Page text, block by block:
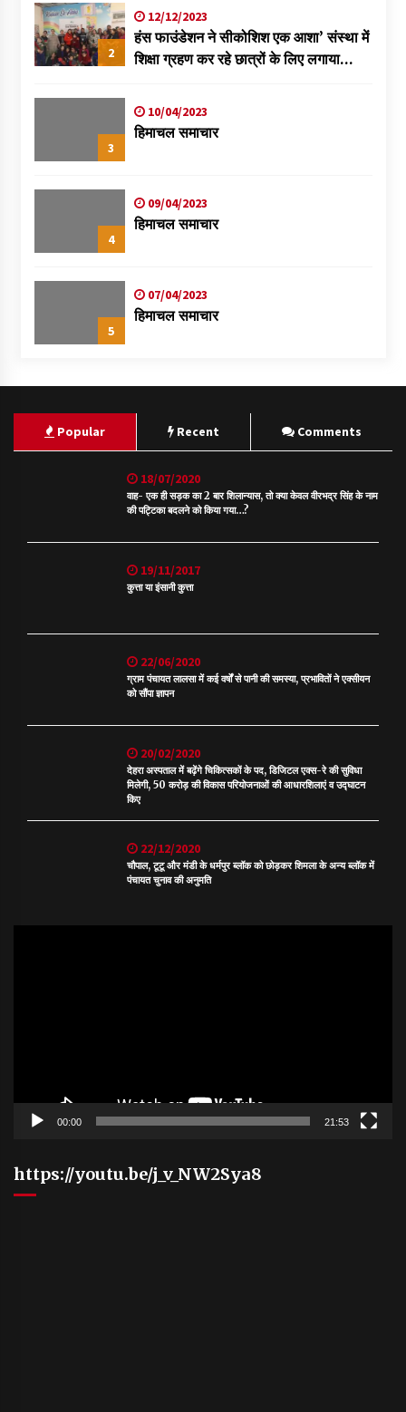
2
12/12/2023
हंस फाउंडेशन ने सीकोशिश एक आशा’ संस्था में
शिक्षा ग्रहण कर रहे छात्रों के लिए लगाया
3
10/04/2023
हिमाचल समाचार
4
09/04/2023
हिमाचल समाचार
5
07/04/2023
हिमाचल समाचार
Popular Recent Comments
18/07/2020
वाह- एक ही सड़क का 2 बार शिलान्यास, तो क्या केवल वीरभद्र सिंह के नाम
की पट्टिका बदलने को किया गया…?
19/11/2017
कुत्ता या इंसानी कुत्ता
22/06/2020
ग्राम पंचायत लालसा में कई वर्षों से पानी की समस्या, प्रभावितों ने एक्सीयन
को सौंपा ज्ञापन
20/02/2020
देहरा अस्पताल में बढ़ेंगे चिकित्सकों के पद, डिजिटल एक्स-रे की सुविधा
मिलेगी, 50 करोड़ की विकास परियोजनाओं की आधारशिलाएं व उद्घाटन
किए
22/12/2020
चौपाल, टूटू और मंडी के धर्मपुर ब्लॉक को छोड़कर शिमला के अन्य ब्लॉक में
पंचायत चुनाव की अनुमति
00:00 21:53
https://youtu.be/j_v_NW2Sya8